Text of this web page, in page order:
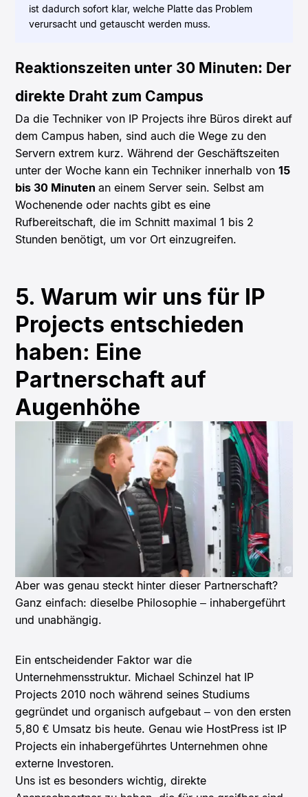
ist dadurch sofort klar, welche Platte das Problem
verursacht und getauscht werden muss.
Reaktionszeiten unter 30 Minuten: Der
direkte Draht zum Campus
Da die Techniker von IP Projects ihre Büros direkt auf
dem Campus haben, sind auch die Wege zu den
Servern extrem kurz. Während der Geschäftszeiten
unter der Woche kann ein Techniker innerhalb von15
bis 30 Minutenan einem Server sein. Selbst am
Wochenende oder nachts gibt es eine
Rufbereitschaft, die im Schnitt maximal 1 bis 2
Stunden benötigt, um vor Ort einzugreifen.
5. Warum wir uns für IP
Projects entschieden
haben: Eine
Partnerschaft auf
Augenhöhe
Aber was genau steckt hinter dieser Partnerschaft?
Ganz einfach: dieselbe Philosophie – inhabergeführt
und unabhängig.
Ein entscheidender Faktor war die
Unternehmensstruktur. Michael Schinzel hat IP
Projects 2010 noch während seines Studiums
gegründet und organisch aufgebaut – von den ersten
5,80 € Umsatz bis heute. Genau wie HostPress ist IP
Projects ein inhabergeführtes Unternehmen ohne
externe Investoren.
Uns ist es besonders wichtig, direkte